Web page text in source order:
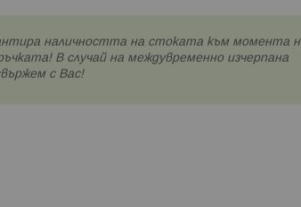
наличността на стоката към момента
В случай на междувременно изчерпана
с Вас!